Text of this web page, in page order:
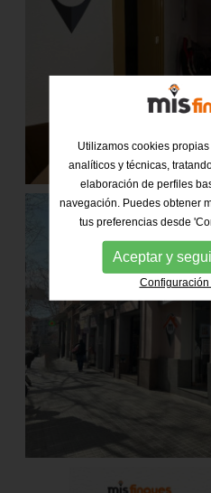
Utilizamos cookies
analíticos y técnicas,
elaboración de perfiles
navegación. Puedes obtener
tus preferencias desde
Aceptar y